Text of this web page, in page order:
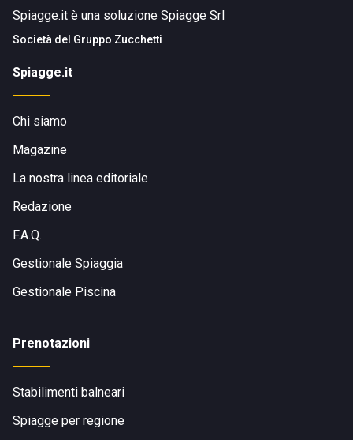
Spiagge.it è una soluzione Spiagge Srl
Società del Gruppo Zucchetti
Spiagge.it
Chi siamo
Magazine
La nostra linea editoriale
Redazione
F.A.Q.
Gestionale Spiaggia
Gestionale Piscina
Prenotazioni
Stabilimenti balneari
Spiagge per regione